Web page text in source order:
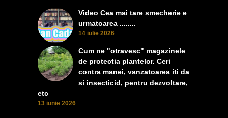
Video Cea mai tare smecherie e
urmatoarea ........
14 iulie 2026
Cum ne "otravesc" magazinele
de protectia plantelor. Ceri
contra manei, vanzatoarea iti da
si insecticid, pentru dezvoltare,
etc
13 iunie 2026